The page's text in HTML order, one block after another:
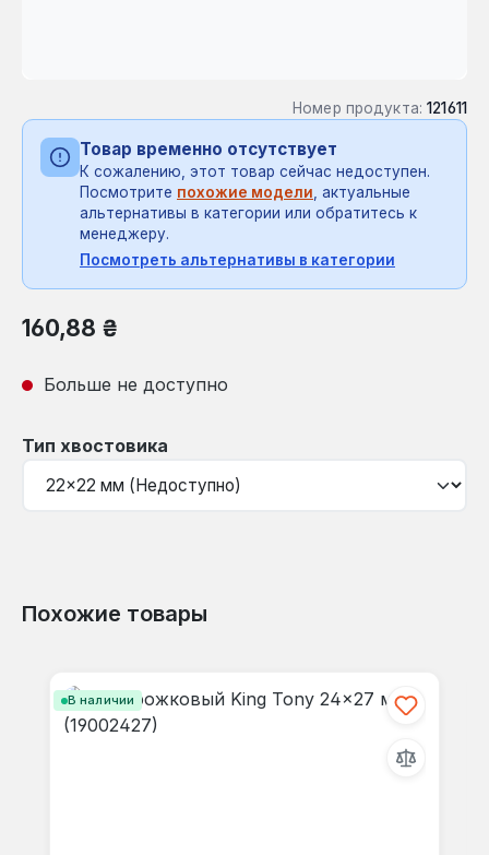
Номер продукта: 121611
Товар временно отсутствует
К сожалению, этот товар сейчас недоступен.
Посмотрите похожие модели, актуальные
альтернативы в категории или обратитесь к
менеджеру.
Посмотреть альтернативы в категории
Обычная цена:
160,88 ₴
Больше не доступно
Выберите
Тип хвостовика
Похожие товары
В наличии